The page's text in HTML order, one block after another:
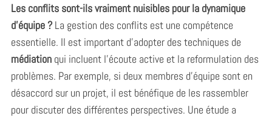
Les conflits sont-ils vraiment nuisibles pour la dynamique
d’équipe ?La gestion des conflits est une compétence
essentielle. Il est important d’adopter des techniques de
médiationqui incluent l’écoute active et la reformulation des
problèmes. Par exemple, si deux membres d’équipe sont en
désaccord sur un projet, il est bénéfique de les rassembler
pour discuter des différentes perspectives. Une étude a